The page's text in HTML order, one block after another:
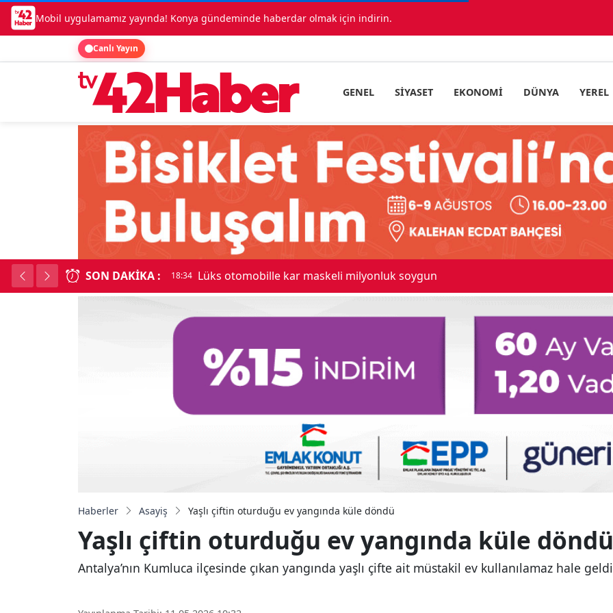
Mobil uygulamamız yayında! Konya gündeminde haberdar olmak için indirin.
Canlı Yayın
GENEL SIYASET EKONOMI DÜNYA YEREL
SON DAKIKA : 18:34 Lüks otomobille kar maskeli milyonluk soygun
Haberler Asayiş Yaşlı çiftin oturduğu ev yangında küle döndü
Yaşlı çiftin oturduğu ev yangında küle döndü
Antalya’nın Kumluca ilçesinde çıkan yangında yaşlı çifte ait müstakil ev kullanılamaz hale geldi